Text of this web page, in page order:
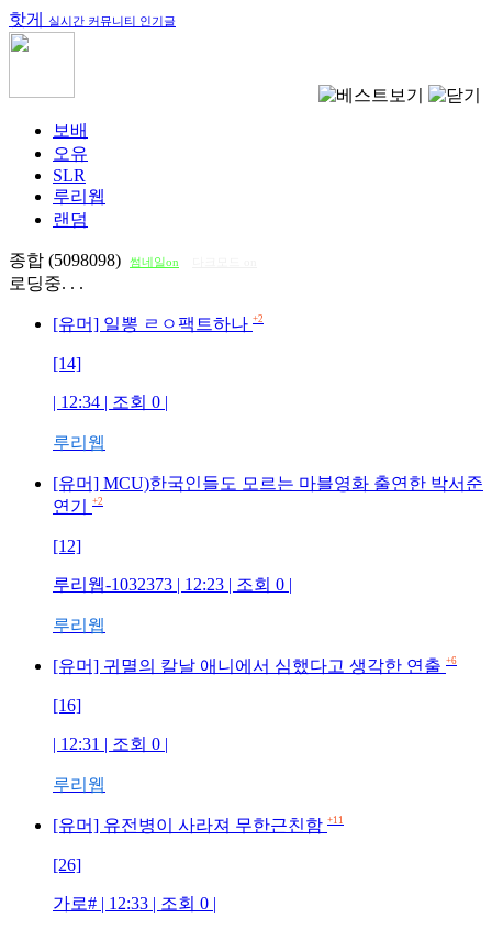
핫게 실시간 커뮤니티 인기글
보배
오유
SLR
루리웹
랜덤
종합 (5098098) 썸네일on
로딩중. . .
[유머] 일뽕 ㄹㅇ팩트하나 +2
[14]
| 12:34 | 조회 0 |
루리웹
[유머] MCU)한국인들도 모르는 마블영화 출연한 박서준
연기
+2
[12]
루리웹-1032373 | 12:23 | 조회 0 |
루리웹
[유머] 귀멸의 칼날 애니에서 심했다고 생각한 연출 +6
[16]
| 12:31 | 조회 0 |
루리웹
[유머] 유전병이 사라져 무한근친함 +11
[26]
가로# | 12:33 | 조회 0 |